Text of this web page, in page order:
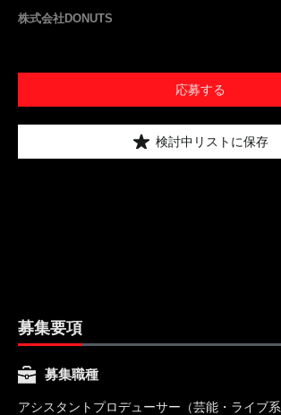
株式会社DONUTS
応募する
検討中リストに保存
募集要項
募集職種
アシスタントプロデューサー（芸能・ライブ系